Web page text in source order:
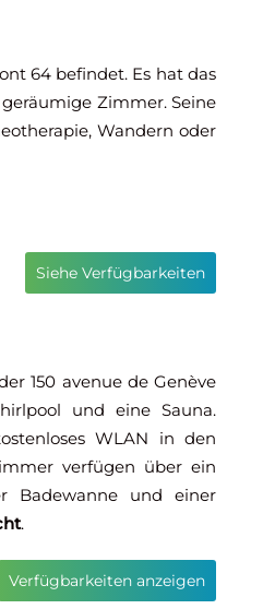
64 befindet. Es hat das
Zimmer. Seine
Wandern oder
Siehe Verfügbarkeiten
150 avenue de Genève
und eine Sauna.
WLAN in den
verfügen über ein
Badewanne und einer
.
Verfügbarkeiten anzeigen